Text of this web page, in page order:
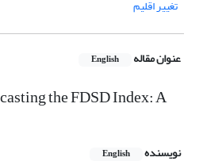
تغییر اقلیم
عنوان مقاله English
the FDSD Index: A
نویسنده English